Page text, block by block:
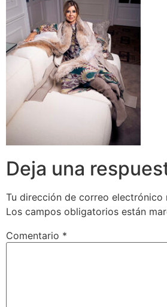
Deja una
Tu dirección de correo electrónico
Los campos obligatorios están
Comentario *